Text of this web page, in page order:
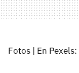
Fotos | En Pexels: